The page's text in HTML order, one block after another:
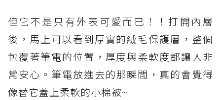
但它不是只有外表可愛而已！！打開內層
後，馬上可以看到厚實的絨毛保護層，整個
包覆著筆電的位置，厚度與柔軟度都讓人非
常安心。筆電放進去的那瞬間，真的會覺得
像替它蓋上柔軟的小棉被~